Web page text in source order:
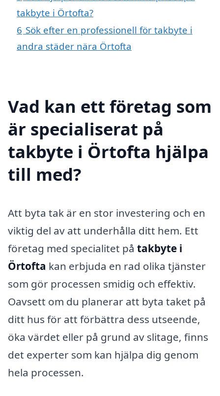
takbyte i Örtofta?
6 Sök efter en professionell för takbyte i
andra städer nära Örtofta
Vad kan ett företag som
är specialiserat på
takbyte i Örtofta hjälpa
till med?
Att byta tak är en stor investering och en
viktig del av att underhålla ditt hem. Ett
företag med specialitet på takbyte i
Örtofta kan erbjuda en rad olika tjänster
som gör processen smidig och effektiv.
Oavsett om du planerar att byta taket på
ditt hus för att förbättra dess utseende,
öka värdet eller på grund av slitage, finns
det experter som kan hjälpa dig genom
hela processen.